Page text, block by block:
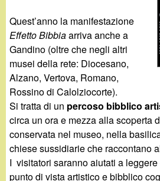
o
.
i
t
Quest’anno la manifestazione
Effetto Bibbiaarriva anche a
Gandino (oltre che negli altri
musei della rete: Diocesano,
Alzano, Vertova, Romano,
Rossino di Calolziocorte).
Si tratta di un percoso bibblico
circa un ora e mezza alla scoperta
conservata nel museo, nella
chiese sussidiarie che raccontano
I visitatori saranno aiutati a
punto di vista artistico e bibblico